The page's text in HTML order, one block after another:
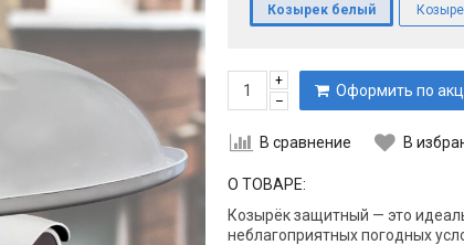
Козырек белый
+
–
Оформить по
В сравнение В
О ТОВАРЕ:
Козырёк защитный — это
неблагоприятных погодных